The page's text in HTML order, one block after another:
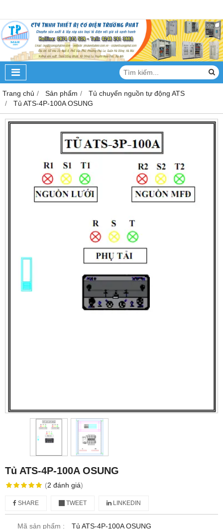
Trang chủ Sản phẩm
Tủ chuyển nguồn tự động ATS
Tủ ATS-4P-100A OSUNG
Tủ ATS-4P-100A OSUNG
(2 đánh giá)
SHARE TWEET LINKEDIN
Mã sản phẩm :
Tủ ATS-4P-100A OSUNG